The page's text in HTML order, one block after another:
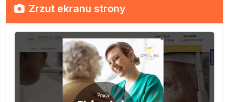
Zrzut ekranu strony